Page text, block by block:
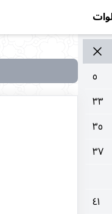
٥
٣٣
٣٥
٣٧
٤١
البحث
البحث
في